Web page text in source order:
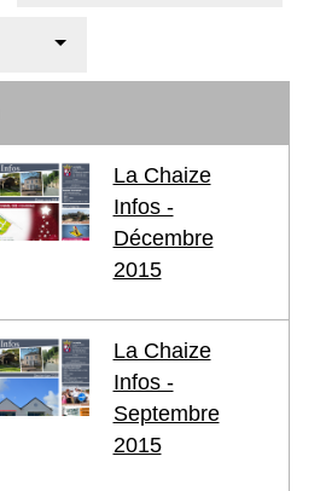
La Chaize
Infos -
Décembre
2015
La Chaize
Infos -
Septembre
2015